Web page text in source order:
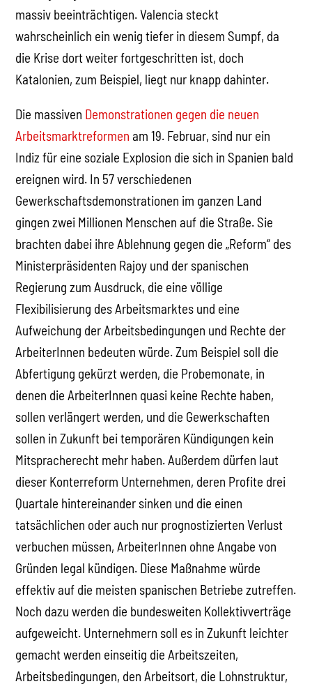
massiv beeinträchtigen. Valencia steckt
wahrscheinlich ein wenig tiefer in diesem Sumpf, da
die Krise dort weiter fortgeschritten ist, doch
Katalonien, zum Beispiel, liegt nur knapp dahinter.
Die massiven Demonstrationen gegen die neuen
Arbeitsmarktreformen am 19. Februar, sind nur ein
Indiz für eine soziale Explosion die sich in Spanien bald
ereignen wird. In 57 verschiedenen
Gewerkschaftsdemonstrationen im ganzen Land
gingen zwei Millionen Menschen auf die Straße. Sie
brachten dabei ihre Ablehnung gegen die „Reform“ des
Ministerpräsidenten Rajoy und der spanischen
Regierung zum Ausdruck, die eine völlige
Flexibilisierung des Arbeitsmarktes und eine
Aufweichung der Arbeitsbedingungen und Rechte der
ArbeiterInnen bedeuten würde. Zum Beispiel soll die
Abfertigung gekürzt werden, die Probemonate, in
denen die ArbeiterInnen quasi keine Rechte haben,
sollen verlängert werden, und die Gewerkschaften
sollen in Zukunft bei temporären Kündigungen kein
Mitspracherecht mehr haben. Außerdem dürfen laut
dieser Konterreform Unternehmen, deren Profite drei
Quartale hintereinander sinken und die einen
tatsächlichen oder auch nur prognostizierten Verlust
verbuchen müssen, ArbeiterInnen ohne Angabe von
Gründen legal kündigen. Diese Maßnahme würde
effektiv auf die meisten spanischen Betriebe zutreffen.
Noch dazu werden die bundesweiten Kollektivverträge
aufgeweicht. Unternehmern soll es in Zukunft leichter
gemacht werden einseitig die Arbeitszeiten,
Arbeitsbedingungen, den Arbeitsort, die Lohnstruktur,